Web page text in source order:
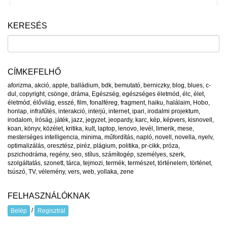
KERESÉS
CÍMKEFELHŐ
aforizma akció apple balládium bdk bemutató berniczky, blog blues c-
dul copyright, csönge dráma Egészség egészséges életmód élc élet,
életmód élővilág esszé film fonalféreg fragment, haiku halálaim Hobo
honlap infrafűtés interakció interjú internet, ipari irodalmi projektum
irodalom íróság játék jazz jegyzet, jeopardy, karc kép képvers kisnovell
koan könyv, közélet, kritika kult, laptop lenovo levél limerik mese
mesterséges intelligencia minima műfordítás napló novell novella nyelv,
optimalizálás oresztész piréz plágium politika pr-cikk próza
pszichodráma regény, seo stílus számítogép személyes szerk
szolgáltatás szonett, tárca tejmozi termék természet, történelem történet,
tsúszó TV, vélemény, vers web yollaka zene
FELHASZNÁLÓKNAK
Belép / Regisztrál